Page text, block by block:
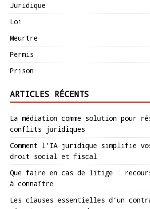
Juridique
Loi
Meurtre
Permis
Prison
ARTICLES RÉCENTS
La médiation comme solution pour
conflits juridiques
Comment l’IA juridique simplifie
droit social et fiscal
Que faire en cas de litige :
à connaître
Les clauses essentielles d’un